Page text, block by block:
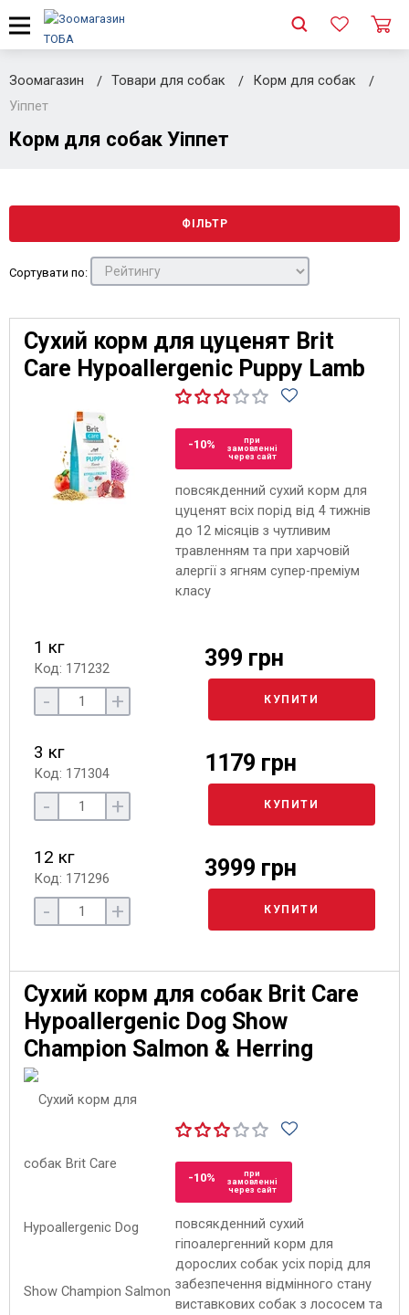
Зоомагазин Товари для собак
Корм для собак
Уіппет
Корм для собак Уіппет
ФІЛЬТР
Сортувати по:
Сухий корм для цуценят Brit
Care Hypoallergenic Puppy Lamb
-10%
при
замовленні
через сайт
повсякденний сухий корм для
цуценят всіх порід від 4 тижнів
до 12 місяців з чутливим
травленням та при харчовій
алергії з ягням супер-преміум
класу
1 кг
Код: 171232 399 грн
- + КУПИТИ
3 кг
Код: 171304 1179 грн
- + КУПИТИ
12 кг
Код: 171296 3999 грн
- + КУПИТИ
Сухий корм для собак Brit Care
Hypoallergenic Dog Show
Champion Salmon & Herring
-10%
при
замовленні
через сайт
повсякденний сухий
гіпоалергенний корм для
дорослих собак усіх порід для
забезпечення відмінного стану
виставкових собак з лососем та